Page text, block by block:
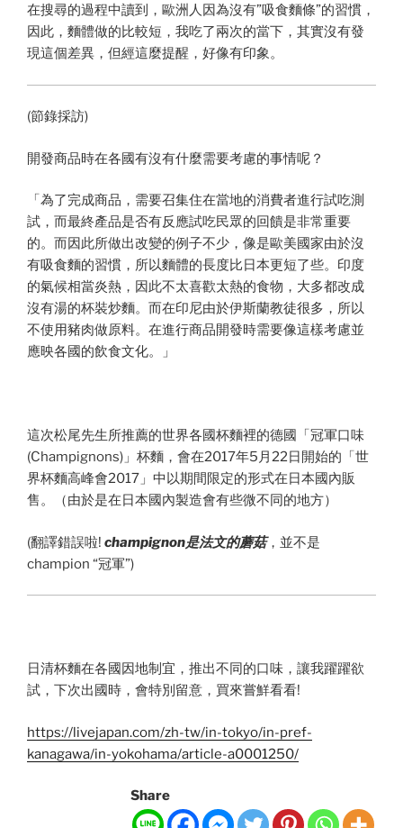
在搜尋的過程中讀到，歐洲人因為沒有”吸食麵條”的習慣，
因此，麵體做的比較短，我吃了兩次的當下，其實沒有發
現這個差異，但經這麼提醒，好像有印象。
(節錄採訪)
開發商品時在各國有沒有什麼需要考慮的事情呢？
「為了完成商品，需要召集住在當地的消費者進行試吃測
試，而最終產品是否有反應試吃民眾的回饋是非常重要
的。而因此所做出改變的例子不少，像是歐美國家由於沒
有吸食麵的習慣，所以麵體的長度比日本更短了些。印度
的氣候相當炎熱，因此不太喜歡太熱的食物，大多都改成
沒有湯的杯裝炒麵。而在印尼由於伊斯蘭教徒很多，所以
不使用豬肉做原料。在進行商品開發時需要像這樣考慮並
應映各國的飲食文化。」
這次松尾先生所推薦的世界各國杯麵裡的德國「冠軍口味
(Champignons)」杯麵，會在2017年5月22日開始的「世
界杯麵高峰會2017」中以期間限定的形式在日本國內販
售。（由於是在日本國內製造會有些微不同的地方）
(翻譯錯誤啦! champignon是法文的蘑菇，並不是
champion “冠軍”)
日清杯麵在各國因地制宜，推出不同的口味，讓我躍躍欲
試，下次出國時，會特別留意，買來嘗鮮看看!
https://livejapan.com/zh-tw/in-tokyo/in-pref-
kanagawa/in-yokohama/article-a0001250/
Share